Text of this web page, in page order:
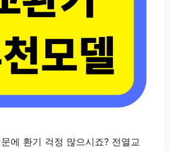
에 환기 걱정 많으시죠? 전열교